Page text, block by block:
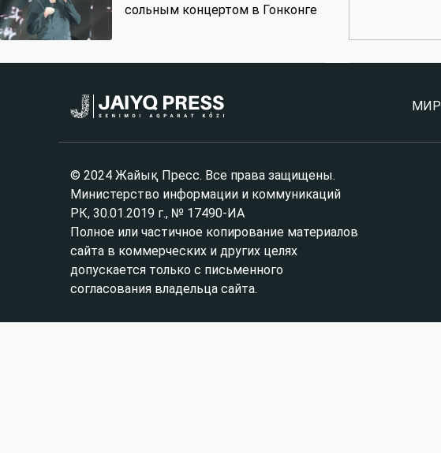
сольным концертом в Гонконге
МИР
© 2024 Жайық Пресс. Все права защищены.
Министерство информации и коммуникаций
РК, 30.01.2019 г., № 17490-ИА
Полное или частичное копирование материалов
сайта в коммерческих и других целях
допускается только с письменного
согласования владельца сайта.